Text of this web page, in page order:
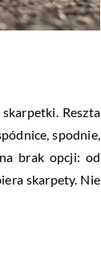
Reszta
spodnie,
brak opcji: od
skarpety. Nie